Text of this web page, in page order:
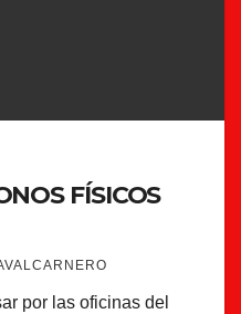
FÍSICOS
por las oficinas del